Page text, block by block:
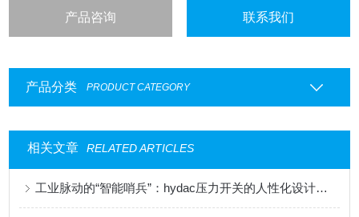
产品咨询 联系我们
产品分类 PRODUCT CATEGORY
相关文章 RELATED ARTICLES
工业脉动的“智能哨兵”：hydac压力开关的人性化设计哲学